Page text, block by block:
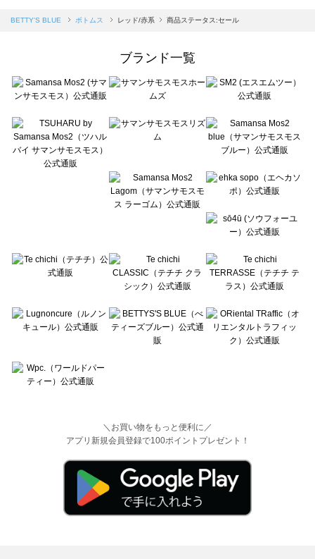
Samansa Mos2 blue（サマンサモスモス ブルー）のボトムス一覧
sō4ū（ソウフォーユー）のボトムス一覧
Te chichi（テチチ）のボトムス一覧
Te chichi CLASSIC（テチチ クラシック）のボトムス一覧
Lugnoncure（ルノンキュール）のボトムス一覧
BETTY'S BLUE（べティーズブルー）のボトムス一覧
Wpc.（ワールドパーティー）のボトムス一覧
BETTY'S BLUE ボトムス レッド/赤系 商品ステータス:セール
ブランド一覧
＼お買い物をもっと便利に／
アプリ新規会員登録で100ポイントプレゼント！